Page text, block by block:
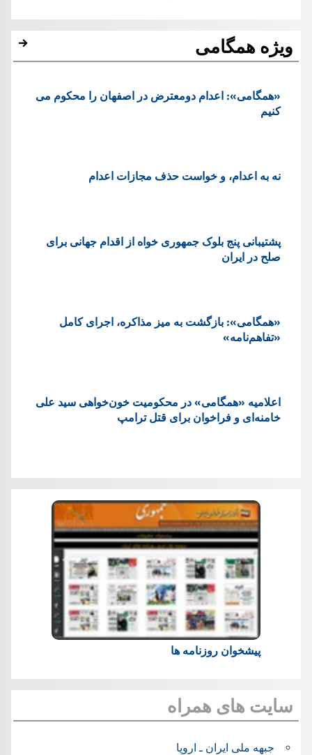
ویژه همگامی
«همگامی»: اعدام دومعترض در اصفهان را محکوم می
کنیم
نه به اعدام، و خواست حذف مجازات اعدام
پشتيبانی پنج بلوک جمهوری خواه از اقدام جهانی برای
صلح در ایران
«همگامی»: بازگشت به میز مذاکره، اجرای کامل
«تفاهم‌نامه»
اعلامیه «همگامی» در محکومیت خون‌خواهی سید علی
خامنه‌ای و فراخوان برای قتل ترامپ
پیشخوان روزنامه ها
سایت های همراه
جبهه ملی ایران ـ اروپا